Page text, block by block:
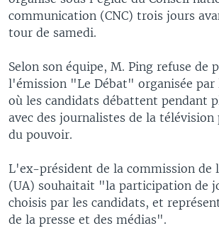
communication (CNC) trois jours
tour de samedi.
Selon son équipe, M. Ping refuse de
l'émission "Le Débat" organisée par
où les candidats débattent pendant
avec des journalistes de la télévision
du pouvoir.
L'ex-président de la commission de
(UA) souhaitait "la participation de
choisis par les candidats, et
de la presse et des médias".